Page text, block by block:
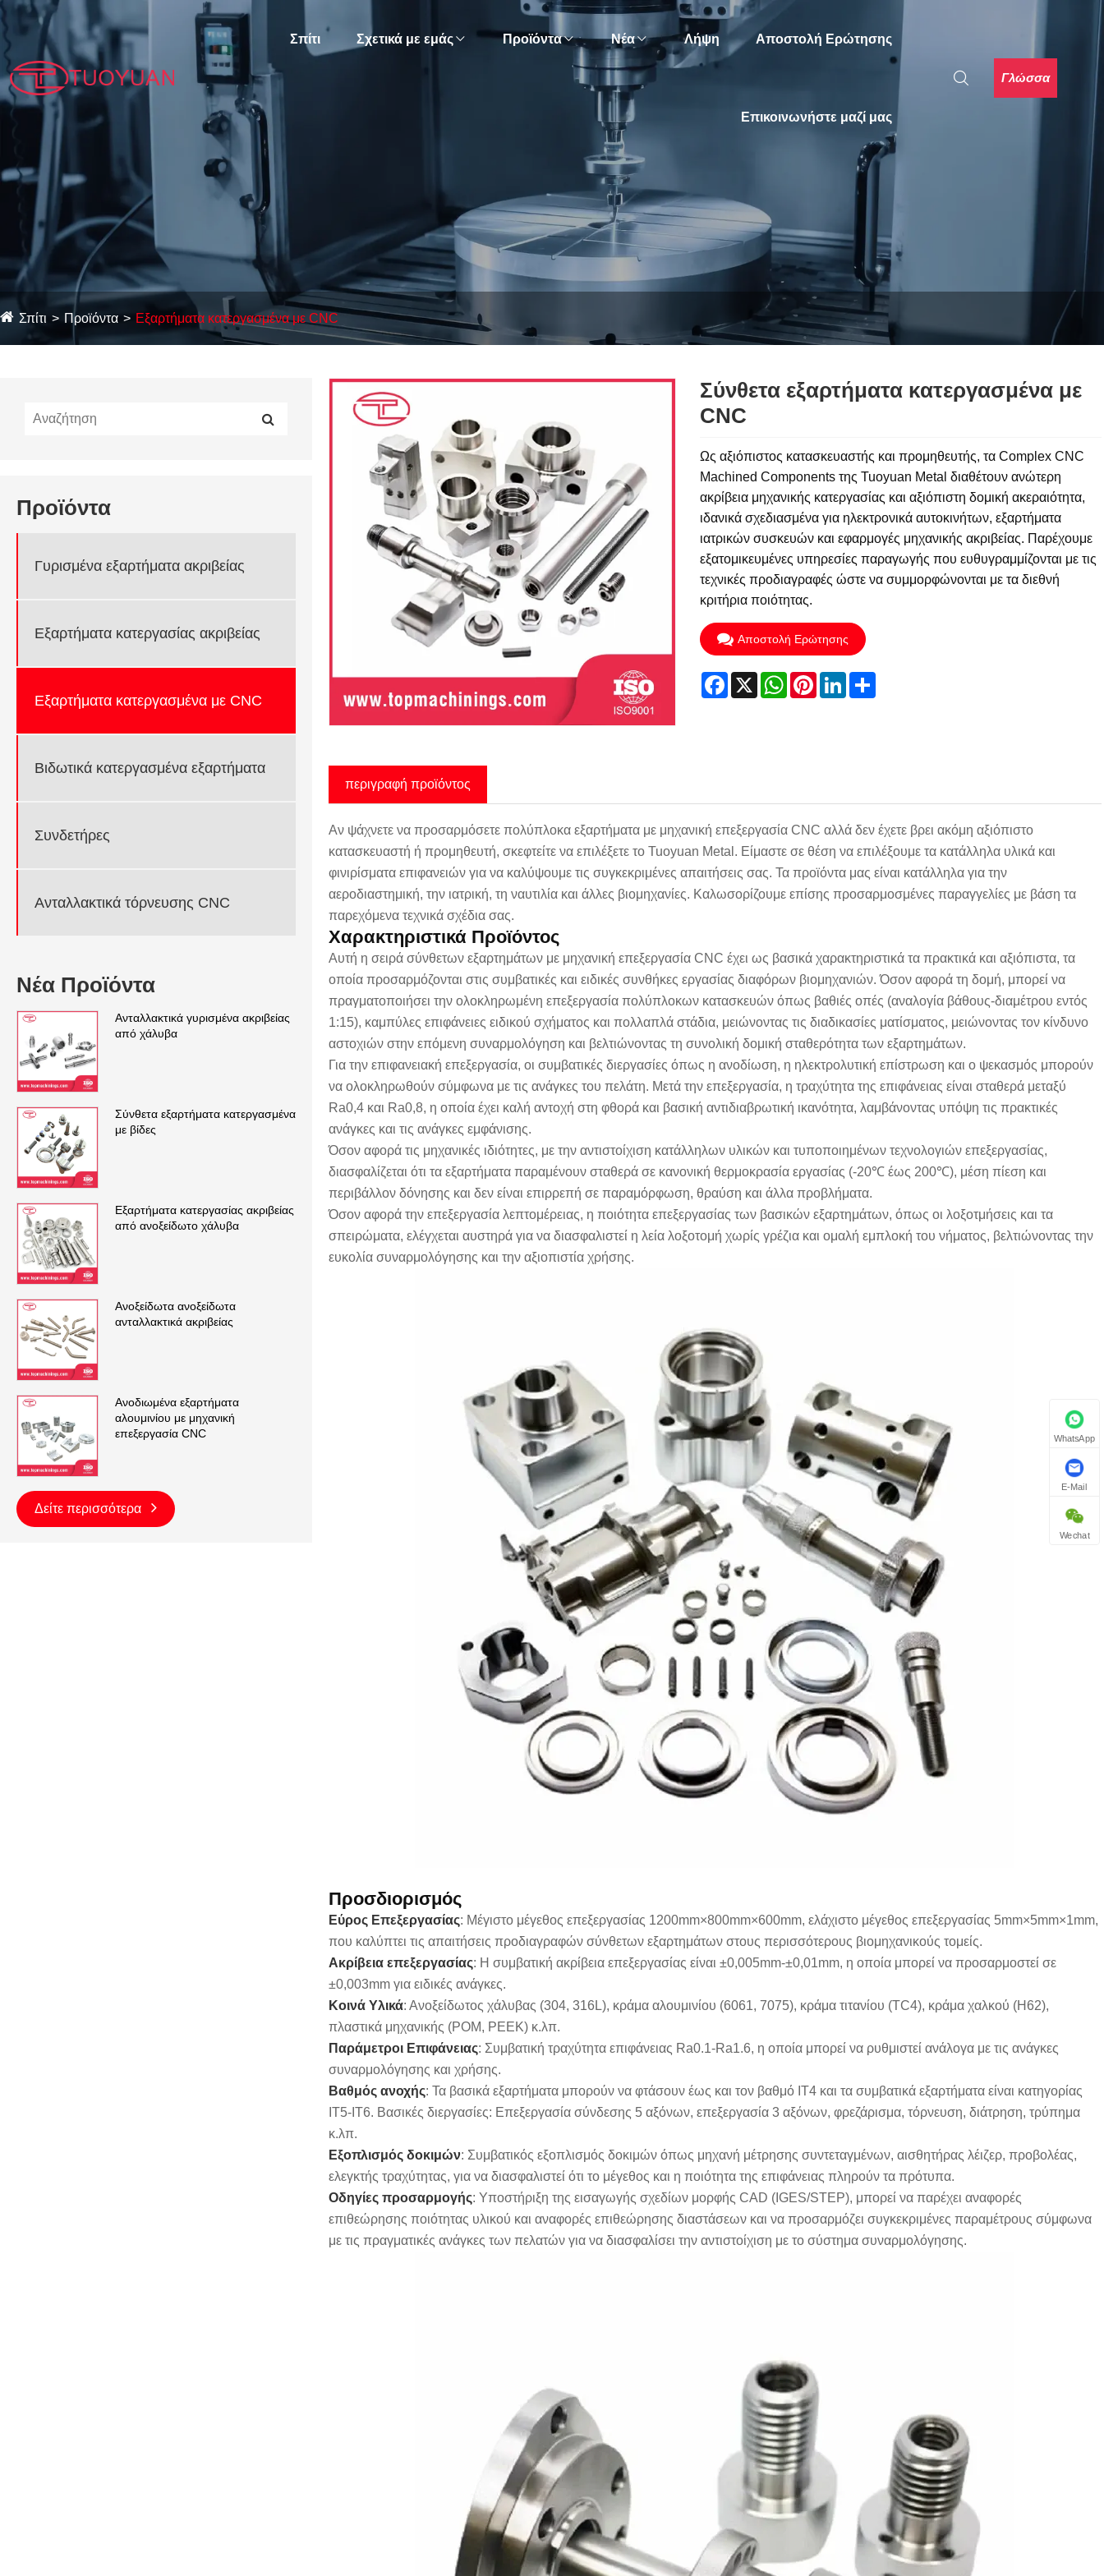
Σπίτι Σχετικά με εμάς Προϊόντα Νέα Λήψη Αποστολή Ερώτησης
Επικοινωνήστε μαζί μας
Γλώσσα
Σπίτι Προϊόντα Εξαρτήματα κατεργασμένα με CNC
Προϊόντα
Γυρισμένα εξαρτήματα ακριβείας
Εξαρτήματα κατεργασίας ακριβείας
Εξαρτήματα κατεργασμένα με CNC
Βιδωτικά κατεργασμένα εξαρτήματα
Συνδετήρες
Ανταλλακτικά τόρνευσης CNC
Νέα Προϊόντα
Ανταλλακτικά γυρισμένα ακριβείας
από χάλυβα
Σύνθετα εξαρτήματα κατεργασμένα
με βίδες
Εξαρτήματα κατεργασίας ακριβείας
από ανοξείδωτο χάλυβα
Ανοξείδωτα ανοξείδωτα
ανταλλακτικά ακριβείας
Ανοδιωμένα εξαρτήματα
αλουμινίου με μηχανική
επεξεργασία CNC
Δείτε περισσότερα
Σύνθετα εξαρτήματα κατεργασμένα με
CNC
Ως αξιόπιστος κατασκευαστής και προμηθευτής, τα Complex CNC
Machined Components της Tuoyuan Metal διαθέτουν ανώτερη
ακρίβεια μηχανικής κατεργασίας και αξιόπιστη δομική ακεραιότητα,
ιδανικά σχεδιασμένα για ηλεκτρονικά αυτοκινήτων, εξαρτήματα
ιατρικών συσκευών και εφαρμογές μηχανικής ακριβείας. Παρέχουμε
εξατομικευμένες υπηρεσίες παραγωγής που ευθυγραμμίζονται με τις
τεχνικές προδιαγραφές ώστε να συμμορφώνονται με τα διεθνή
κριτήρια ποιότητας.
Αποστολή Ερώτησης
Facebook
X WhatsApp
PinterestLinkedInShare
περιγραφή προϊόντος
Αν ψάχνετε να προσαρμόσετε πολύπλοκα εξαρτήματα με μηχανική επεξεργασία CNC αλλά δεν έχετε βρει ακόμη αξιόπιστο
κατασκευαστή ή προμηθευτή, σκεφτείτε να επιλέξετε το Tuoyuan Metal. Είμαστε σε θέση να επιλέξουμε τα κατάλληλα υλικά και
φινιρίσματα επιφανειών για να καλύψουμε τις συγκεκριμένες απαιτήσεις σας. Τα προϊόντα μας είναι κατάλληλα για την
αεροδιαστημική, την ιατρική, τη ναυτιλία και άλλες βιομηχανίες. Καλωσορίζουμε επίσης προσαρμοσμένες παραγγελίες με βάση τα
παρεχόμενα τεχνικά σχέδια σας.
Χαρακτηριστικά Προϊόντος
Αυτή η σειρά σύνθετων εξαρτημάτων με μηχανική επεξεργασία CNC έχει ως βασικά χαρακτηριστικά τα πρακτικά και αξιόπιστα, τα
οποία προσαρμόζονται στις συμβατικές και ειδικές συνθήκες εργασίας διαφόρων βιομηχανιών. Όσον αφορά τη δομή, μπορεί να
πραγματοποιήσει την ολοκληρωμένη επεξεργασία πολύπλοκων κατασκευών όπως βαθιές οπές (αναλογία βάθους-διαμέτρου εντός
1:15), καμπύλες επιφάνειες ειδικού σχήματος και πολλαπλά στάδια, μειώνοντας τις διαδικασίες ματίσματος, μειώνοντας τον κίνδυνο
αστοχιών στην επόμενη συναρμολόγηση και βελτιώνοντας τη συνολική δομική σταθερότητα των εξαρτημάτων.
Για την επιφανειακή επεξεργασία, οι συμβατικές διεργασίες όπως η ανοδίωση, η ηλεκτρολυτική επίστρωση και ο ψεκασμός μπορούν
να ολοκληρωθούν σύμφωνα με τις ανάγκες του πελάτη. Μετά την επεξεργασία, η τραχύτητα της επιφάνειας είναι σταθερά μεταξύ
Ra0,4 και Ra0,8, η οποία έχει καλή αντοχή στη φθορά και βασική αντιδιαβρωτική ικανότητα, λαμβάνοντας υπόψη τις πρακτικές
ανάγκες και τις ανάγκες εμφάνισης.
Όσον αφορά τις μηχανικές ιδιότητες, με την αντιστοίχιση κατάλληλων υλικών και τυποποιημένων τεχνολογιών επεξεργασίας,
διασφαλίζεται ότι τα εξαρτήματα παραμένουν σταθερά σε κανονική θερμοκρασία εργασίας (-20℃ έως 200℃), μέση πίεση και
περιβάλλον δόνησης και δεν είναι επιρρεπή σε παραμόρφωση, θραύση και άλλα προβλήματα.
Όσον αφορά την επεξεργασία λεπτομέρειας, η ποιότητα επεξεργασίας των βασικών εξαρτημάτων, όπως οι λοξοτμήσεις και τα
σπειρώματα, ελέγχεται αυστηρά για να διασφαλιστεί η λεία λοξοτομή χωρίς γρέζια και ομαλή εμπλοκή του νήματος, βελτιώνοντας την
ευκολία συναρμολόγησης και την αξιοπιστία χρήσης.
Προσδιορισμός
Εύρος Επεξεργασίας: Μέγιστο μέγεθος επεξεργασίας 1200mm×800mm×600mm, ελάχιστο μέγεθος επεξεργασίας 5mm×5mm×1mm,
που καλύπτει τις απαιτήσεις προδιαγραφών σύνθετων εξαρτημάτων στους περισσότερους βιομηχανικούς τομείς.
Ακρίβεια επεξεργασίας: Η συμβατική ακρίβεια επεξεργασίας είναι ±0,005mm-±0,01mm, η οποία μπορεί να προσαρμοστεί σε
±0,003mm για ειδικές ανάγκες.
Κοινά Υλικά: Ανοξείδωτος χάλυβας (304, 316L), κράμα αλουμινίου (6061, 7075), κράμα τιτανίου (TC4), κράμα χαλκού (H62),
πλαστικά μηχανικής (POM, PEEK) κ.λπ.
Παράμετροι Επιφάνειας: Συμβατική τραχύτητα επιφάνειας Ra0.1-Ra1.6, η οποία μπορεί να ρυθμιστεί ανάλογα με τις ανάγκες
συναρμολόγησης και χρήσης.
Βαθμός ανοχής: Τα βασικά εξαρτήματα μπορούν να φτάσουν έως και τον βαθμό IT4 και τα συμβατικά εξαρτήματα είναι κατηγορίας
IT5-IT6. Βασικές διεργασίες: Επεξεργασία σύνδεσης 5 αξόνων, επεξεργασία 3 αξόνων, φρεζάρισμα, τόρνευση, διάτρηση, τρύπημα
κ.λπ.
Εξοπλισμός δοκιμών: Συμβατικός εξοπλισμός δοκιμών όπως μηχανή μέτρησης συντεταγμένων, αισθητήρας λέιζερ, προβολέας,
ελεγκτής τραχύτητας, για να διασφαλιστεί ότι το μέγεθος και η ποιότητα της επιφάνειας πληρούν τα πρότυπα.
Οδηγίες προσαρμογής: Υποστήριξη της εισαγωγής σχεδίων μορφής CAD (IGES/STEP), μπορεί να παρέχει αναφορές
επιθεώρησης ποιότητας υλικού και αναφορές επιθεώρησης διαστάσεων και να προσαρμόζει συγκεκριμένες παραμέτρους σύμφωνα
με τις πραγματικές ανάγκες των πελατών για να διασφαλίσει την αντιστοίχιση με το σύστημα συναρμολόγησης.
WhatsApp
E-Mail
Wechat